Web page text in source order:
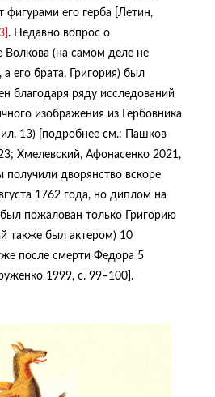
фигурами его герба [Летин,
. Недавно вопрос о
Волкова (на самом деле не
его брата, Григория) был
благодаря ряду исследований
изображения из Гербовника
13) [подробнее см.: Пашков
Хмелевский, Афонасенко 2021,
получили дворянство вскоре
1762 года, но диплом на
пожалован только Григорию
также был актером) 10
после смерти Федора 5
1999, с. 99–100].